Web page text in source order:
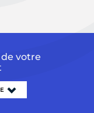
votre